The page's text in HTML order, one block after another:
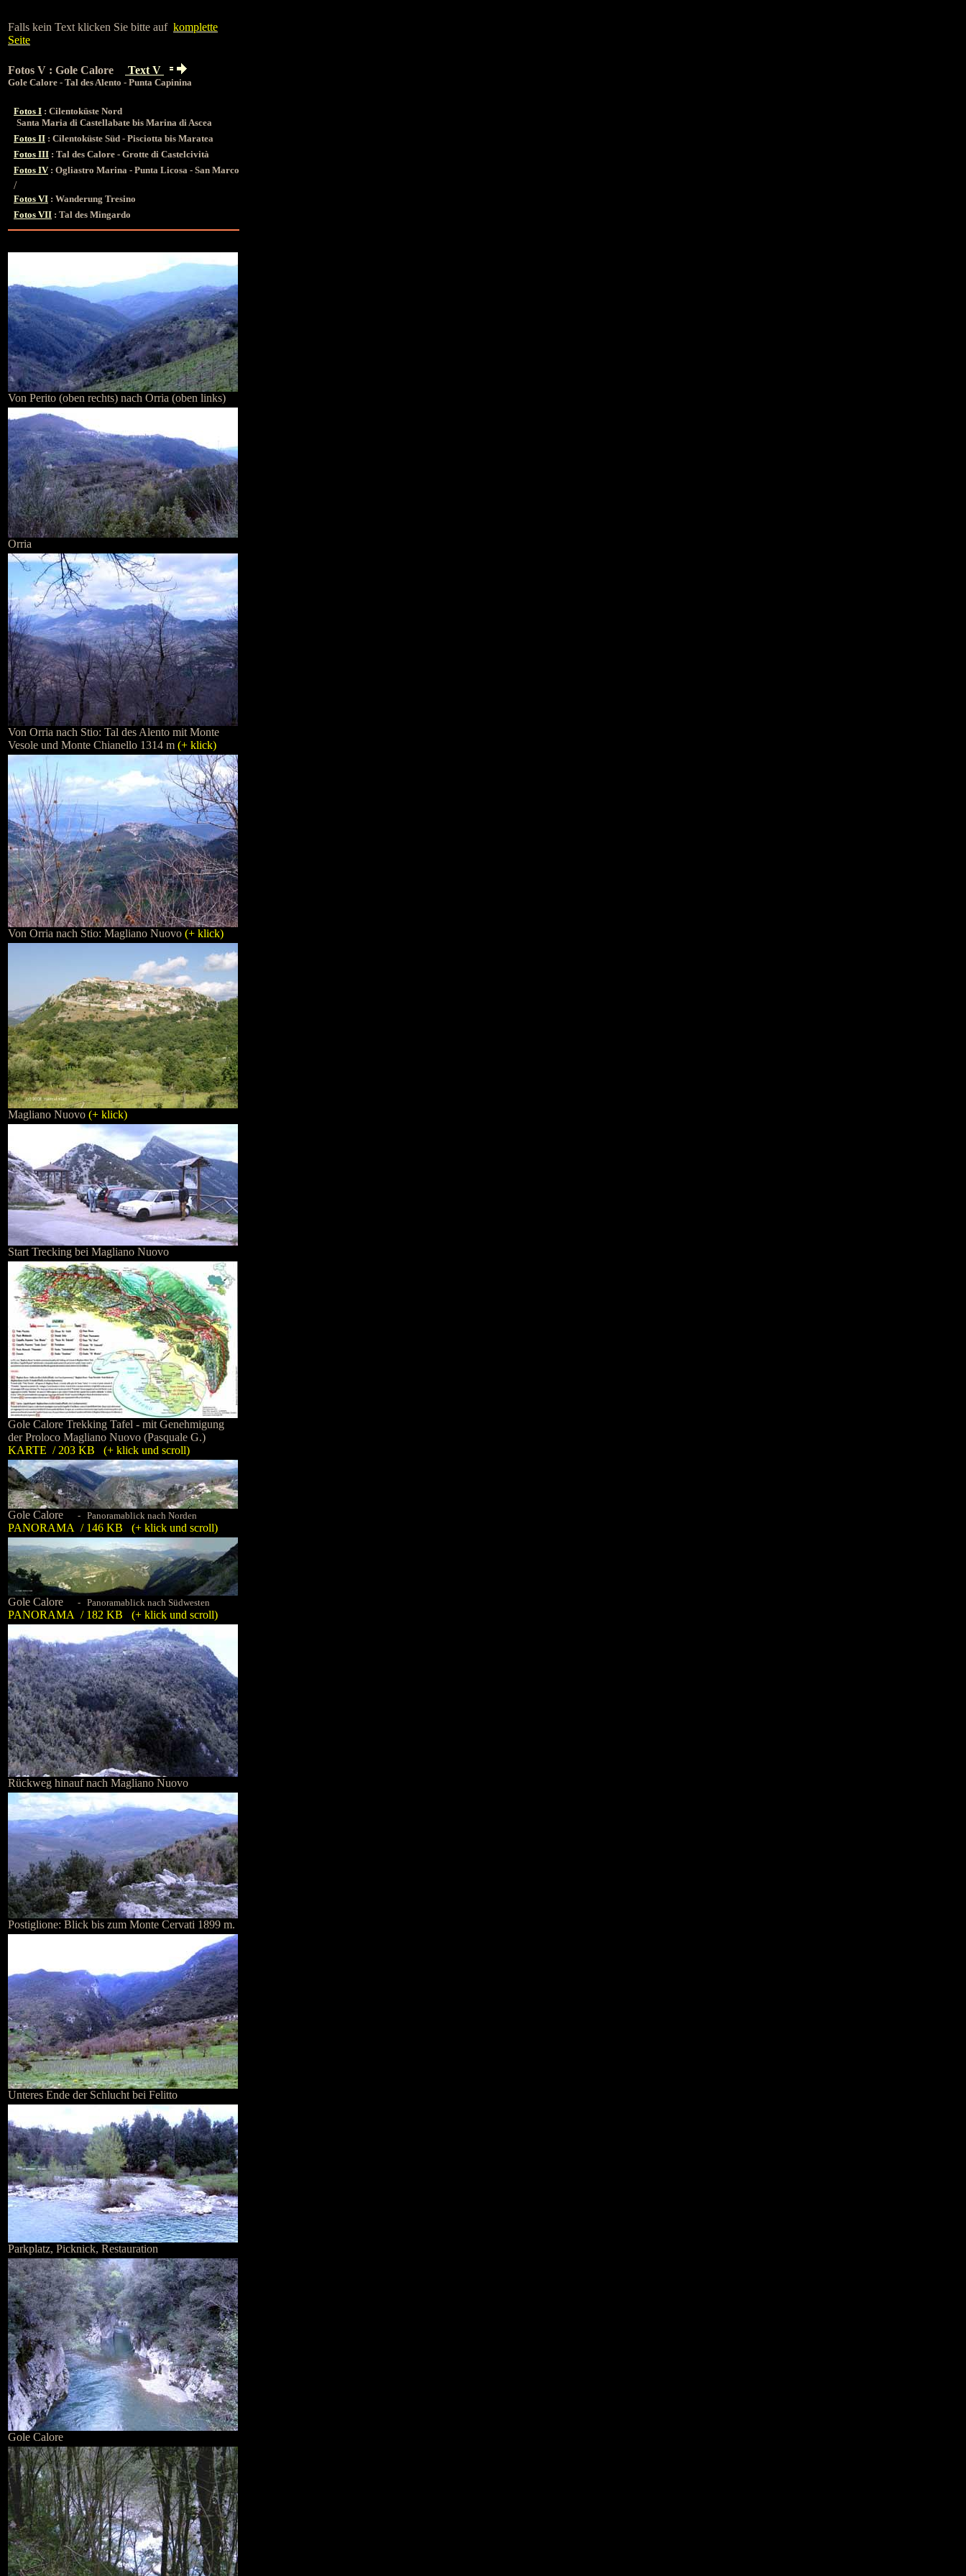
Falls kein Text klicken Sie bitte auf komplette
Seite
Fotos V : Gole Calore Text V
Gole Calore - Tal des Alento - Punta Capinina
Fotos I : Cilentoküste Nord
Santa Maria di Castellabate bis Marina di Ascea
Fotos II : Cilentoküste Süd - Pisciotta bis Maratea
Fotos III : Tal des Calore - Grotte di Castelcività
Fotos IV: Ogliastro Marina - Punta Licosa - San Marco
/
Fotos VI : Wanderung Tresino
Fotos VII : Tal des Mingardo
Von Perito (oben rechts) nach Orria (oben links)
Orria
Von Orria nach Stio: Tal des Alento mit Monte
Vesole und Monte Chianello 1314 m (+ klick)
Von Orria nach Stio: Magliano Nuovo (+ klick)
Magliano Nuovo (+ klick)
Start Trecking bei Magliano Nuovo
Gole Calore Trekking Tafel - mit Genehmigung
der Proloco Magliano Nuovo (Pasquale G.)
KARTE / 203 KB (+ klick und scroll)
Gole Calore - Panoramablick nach Norden
PANORAMA / 146 KB (+ klick und scroll)
Gole Calore - Panoramablick nach Südwesten
PANORAMA / 182 KB (+ klick und scroll)
Rückweg hinauf nach Magliano Nuovo
Postiglione: Blick bis zum Monte Cervati 1899 m.
Unteres Ende der Schlucht bei Felitto
Parkplatz, Picknick, Restauration
Gole Calore